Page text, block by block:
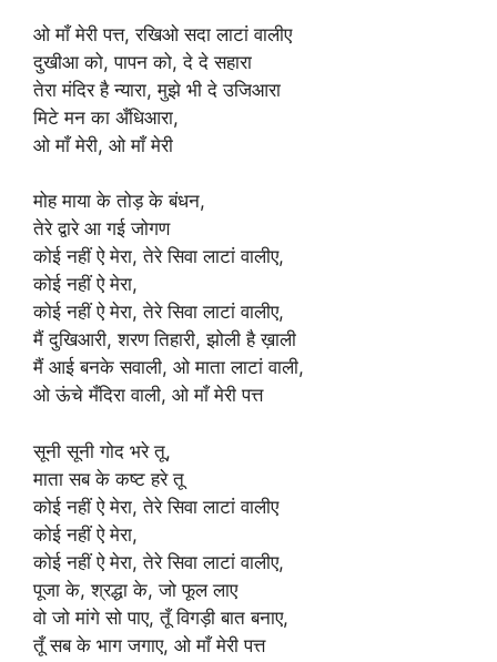
ओ माँ मेरी पत्त, रखिओ सदा लाटां वालीए
दुखीआ को, पापन को, दे दे सहारा
तेरा मंदिर है न्यारा, मुझे भी दे उजिआरा
मिटे मन का अँधिआरा,
ओ माँ मेरी, ओ माँ मेरी
मोह माया के तोड़ के बंधन,
तेरे द्वारे आ गई जोगण
कोई नहीं ऐ मेरा, तेरे सिवा लाटां वालीए,
कोई नहीं ऐ मेरा,
कोई नहीं ऐ मेरा, तेरे सिवा लाटां वालीए,
मैं दुखिआरी, शरण तिहारी, झोली है ख़ाली
मैं आई बनके सवाली, ओ माता लाटां वाली,
ओ ऊंचे मँदिरा वाली, ओ माँ मेरी पत्त
सूनी सूनी गोद भरे तू,
माता सब के कष्ट हरे तू
कोई नहीं ऐ मेरा, तेरे सिवा लाटां वालीए
कोई नहीं ऐ मेरा,
कोई नहीं ऐ मेरा, तेरे सिवा लाटां वालीए,
पूजा के, श्रद्धा के, जो फूल लाए
वो जो मांगे सो पाए, तूँ विगड़ी बात बनाए,
तूँ सब के भाग जगाए, ओ माँ मेरी पत्त